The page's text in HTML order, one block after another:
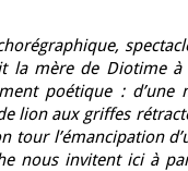
la mère de Diotime à
poétique : d’une
lion aux griffes
tour l’émancipation
nous invitent ici à